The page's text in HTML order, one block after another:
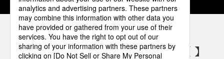
パナソニックの電気設備 SNSアカウント